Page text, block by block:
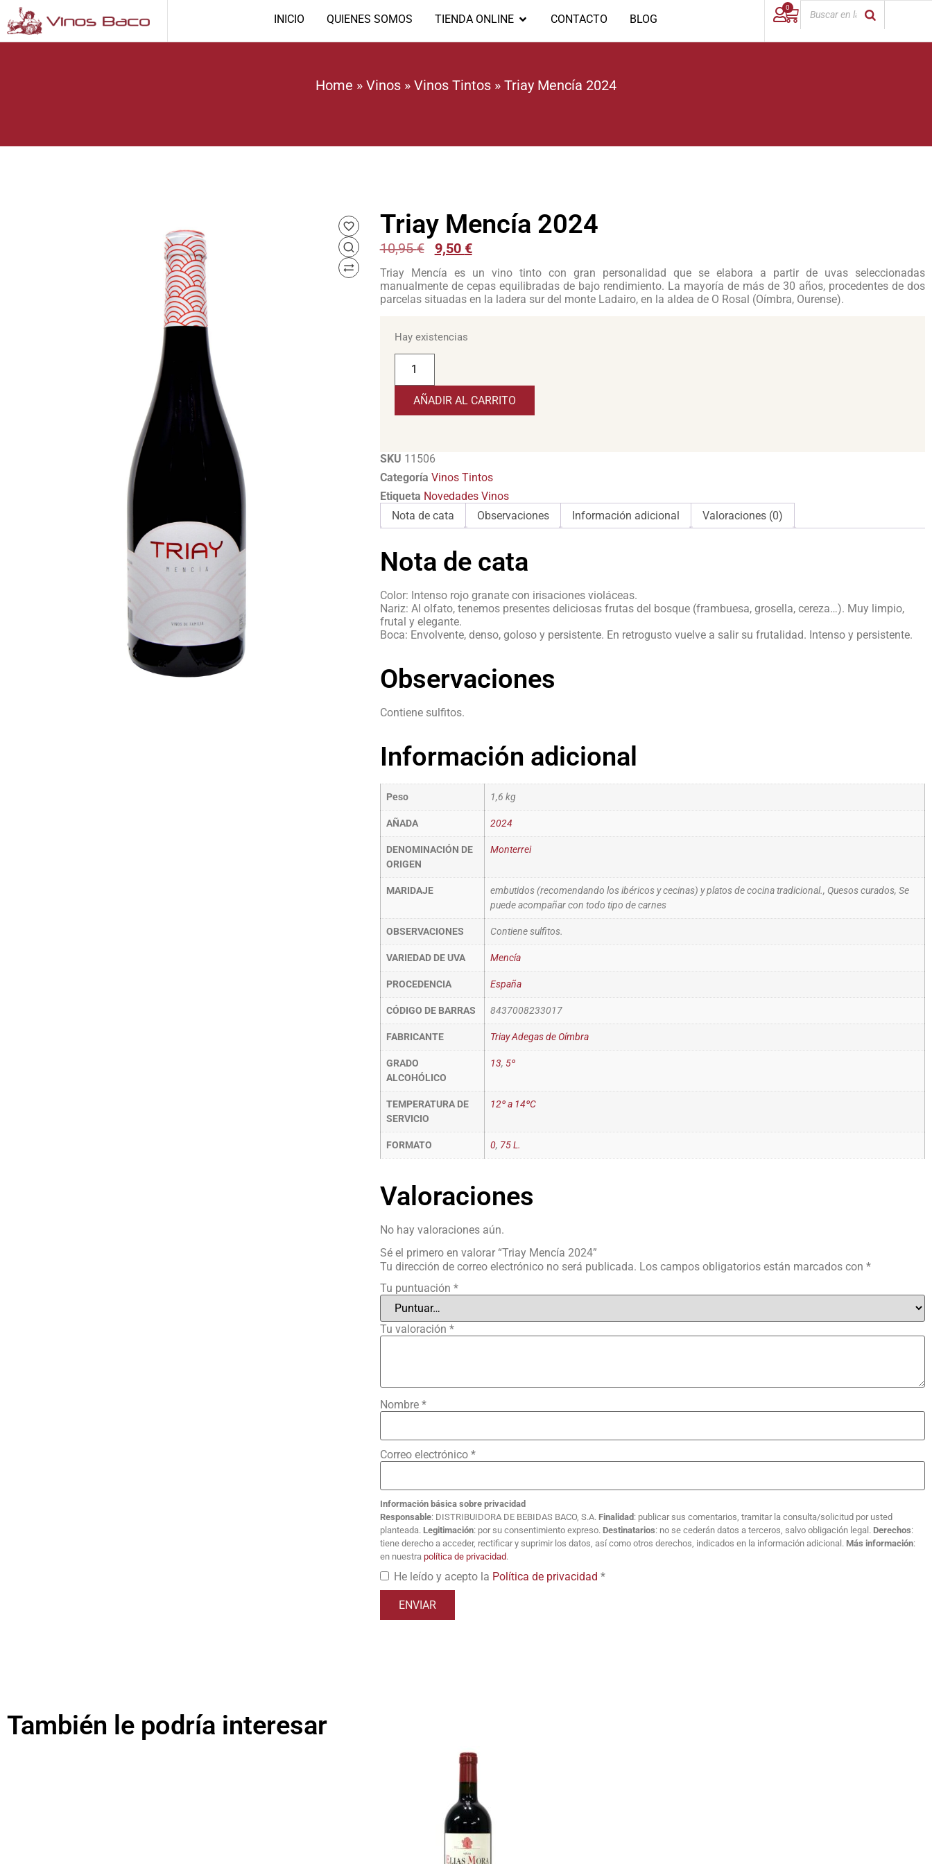
INICIO QUIENES SOMOS TIENDA ONLINE CONTACTO BLOG
0
Home » Vinos » Vinos Tintos » Triay Mencía 2024
Triay Mencía 2024
10,95€ 9,50 €
Triay Mencía es un vino tinto con gran personalidad que se elabora a partir de uvas seleccionadas
manualmente de cepas equilibradas de bajo rendimiento. La mayoría de más de 30 años, procedentes de dos
parcelas situadas en la ladera sur del monte Ladairo, en la aldea de O Rosal (Oímbra, Ourense).
Hay existencias
AÑADIR AL CARRITO
SKU 11506
Categoría Vinos Tintos
Etiqueta Novedades Vinos
Nota de cata
Observaciones Información adicional Valoraciones (0)
Nota de cata
Color: Intenso rojo granate con irisaciones violáceas.
Nariz: Al olfato, tenemos presentes deliciosas frutas del bosque (frambuesa, grosella, cereza…). Muy limpio,
frutal y elegante.
Boca: Envolvente, denso, goloso y persistente. En retrogusto vuelve a salir su frutalidad. Intenso y persistente.
Observaciones
Contiene sulfitos.
Información adicional
Peso 1,6 kg
AÑADA 2024
DENOMINACIÓN DE
ORIGEN
Monterrei
MARIDAJE
embutidos (recomendando los ibéricos y cecinas) y platos de cocina tradicional., Quesos curados, Se
puede acompañar con todo tipo de carnes
OBSERVACIONES Contiene sulfitos.
VARIEDAD DE UVA Mencía
PROCEDENCIA España
CÓDIGO DE BARRAS 8437008233017
FABRICANTE Triay Adegas de Oímbra
GRADO
ALCOHÓLICO
13, 5º
TEMPERATURA DE
SERVICIO
12º a 14ºC
FORMATO 0, 75 L.
Valoraciones
No hay valoraciones aún.
Sé el primero en valorar “Triay Mencía 2024”
Tu dirección de correo electrónico no será publicada. Los campos obligatorios están marcados con *
Tu puntuación *
Tu valoración *
Nombre *
Correo electrónico *
Información básica sobre privacidad
Responsable: DISTRIBUIDORA DE BEBIDAS BACO, S.A. Finalidad : publicar sus comentarios, tramitar la consulta/solicitud por usted
planteada. Legitimación: por su consentimiento expreso. Destinatarios: no se cederán datos a terceros, salvo obligación legal. Derechos:
tiene derecho a acceder, rectificar y suprimir los datos, así como otros derechos, indicados en la información adicional. Más información:
en nuestra política de privacidad.
He leído y acepto la Política de privacidad *
También le podría interesar